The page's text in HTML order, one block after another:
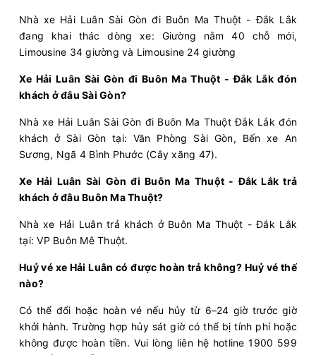
Giá vé:400.000 Còn trống:12 Chọn mua
18:5010/08/2026 11/0801:25(6 giờ 35 phút)
Dương
Thuột
Hải Luân Limousine 24 Phòng
Giá vé:400.000 Còn trống:12 Chọn mua
18:50 10/08/2026 (7 giờ 50 phút)
xăng 47)
Buôn Hồ
Giá vé:400.000 Còn trống:12 Chọn mua
Nhà xe Hải Luân Sài Gòn đi Buôn Ma Thuột - Đắk Lắk
đang khai thác dòng xe: Giường nằm 40 chỗ mới,
Limousine 34 giường và Limousine 24 giường
Xe Hải Luân Sài Gòn đi Buôn Ma Thuột - Đắk Lắk đón
khách ở đâu Sài Gòn?
Nhà xe Hải Luân Sài Gòn đi Buôn Ma Thuột Đắk Lắk đón
khách ở Sài Gòn tại: Văn Phòng Sài Gòn, Bến xe An
Sương, Ngã 4 Bình Phước (Cây xăng 47).
Xe Hải Luân Sài Gòn đi Buôn Ma Thuột - Đắk Lắk trả
khách ở đâu Buôn Ma Thuột?
Nhà xe Hải Luân trả khách ở Buôn Ma Thuột - Đắk Lắk
tại: VP Buôn Mê Thuột.
Huỷ vé xe Hải Luân có được hoàn trả không? Huỷ vé thế
nào?
Có thể đổi hoặc hoàn vé nếu hủy từ 6–24 giờ trước giờ
khởi hành. Trường hợp hủy sát giờ có thể bị tính phí hoặc
không được hoàn tiền. Vui lòng liên hệ hotline 1900 599